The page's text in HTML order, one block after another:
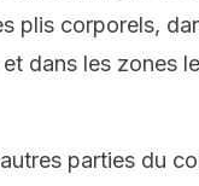
plis corporels,
dans les zones
parties du